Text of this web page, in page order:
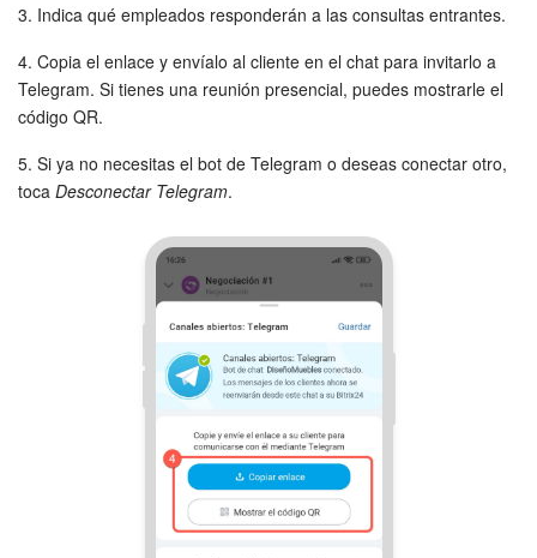
3. Indica qué empleados responderán a las consultas entrantes.
4. Copia el enlace y envíalo al cliente en el chat para invitarlo a
Telegram. Si tienes una reunión presencial, puedes mostrarle el
código QR.
5. Si ya no necesitas el bot de Telegram o deseas conectar otro,
toca Desconectar Telegram.